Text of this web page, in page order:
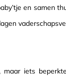
en samen
iets